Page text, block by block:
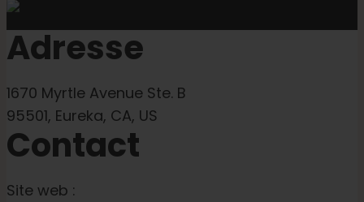
Semences féminisées
Graines Autoflower
Adresse
1670 Myrtle Avenue Ste. B
95501, Eureka, CA, US
Contact
Site web :